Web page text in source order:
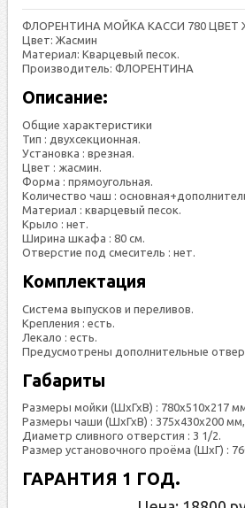
ФЛОРЕНТИНА МОЙКА КАССИ 780 ЦВЕТ
Цвет: Жасмин
Материал: Кварцевый песок.
Производитель: ФЛОРЕНТИНА
Описание:
Общие характеристики
Тип : двухсекционная.
Установка : врезная.
Цвет : жасмин.
Форма : прямоугольная.
Количество чаш :
Материал : кварцевый песок.
Крыло : нет.
Ширина шкафа : 80 см.
Отверстие под смеситель : нет.
Комплектация
Система выпусков и переливов.
Крепления : есть.
Лекало : есть.
Предусмотрены дополнительные
Габариты
Размеры мойки (ШхГхВ) : 780х510х217
Размеры чаши (ШхГхВ) : 375х430х200
Диаметр сливного отверстия : 3 1/2.
Размер установочного проёма (ШхГ) :
ГАРАНТИЯ 1 ГОД.